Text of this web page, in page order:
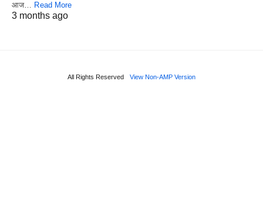
आज… Read More
3 months ago
All Rights Reserved View Non-AMP Version